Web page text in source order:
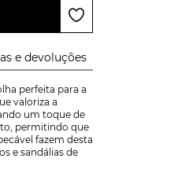
e devoluções
perfeita para a
valoriza a
um toque de
permitindo que
fazem desta
e sandálias de